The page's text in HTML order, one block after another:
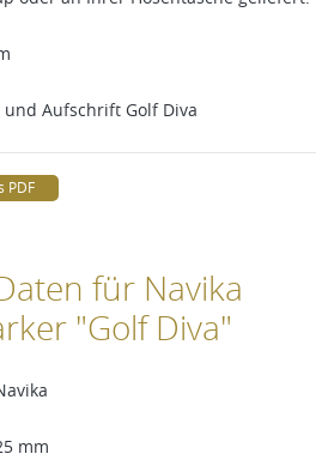
Aufschrift Golf Diva
PDF
für Navika
"Golf Diva"
mm